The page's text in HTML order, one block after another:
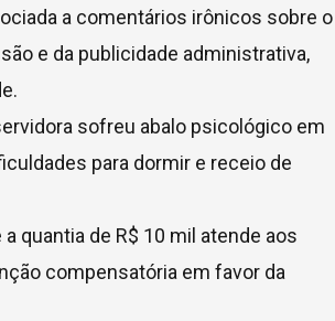
a comentários irônicos sobre o
e da publicidade administrativa,
sofreu abalo psicológico em
para dormir e receio de
quantia de R$ 10 mil atende aos
compensatória em favor da